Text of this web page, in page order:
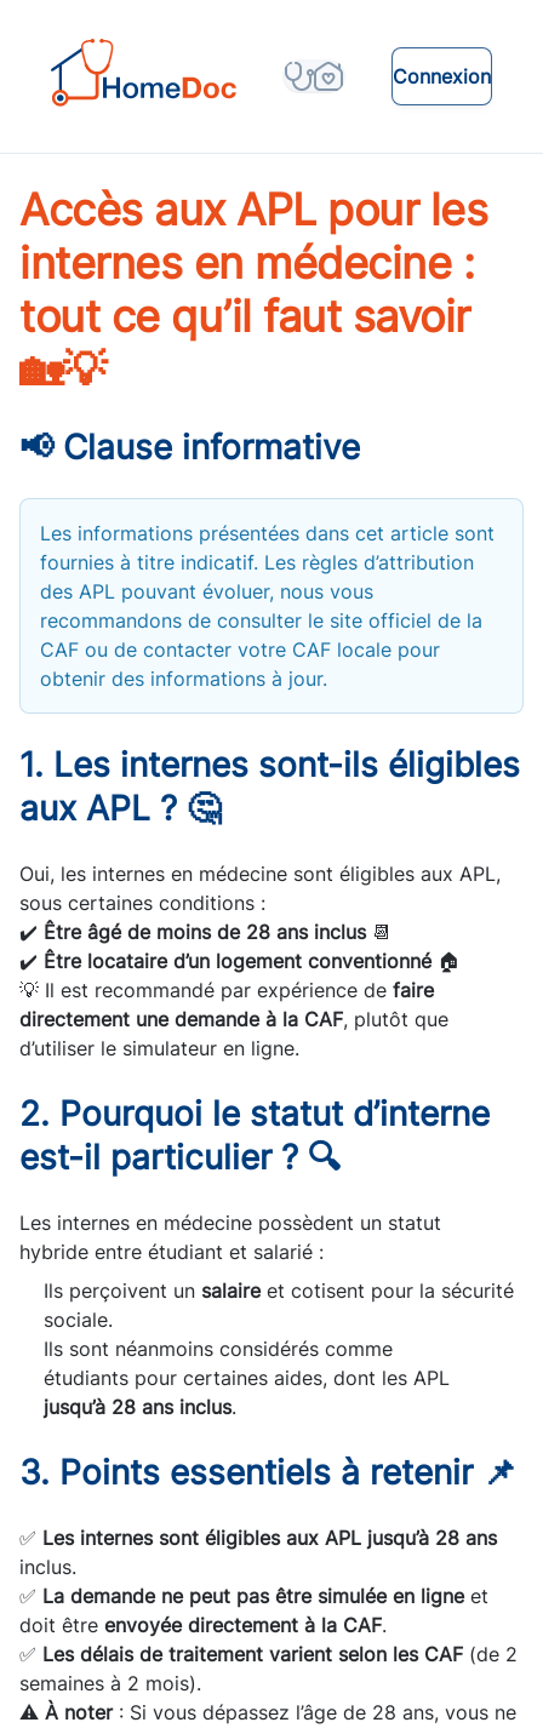
Connexion
Accès aux APL pour les
internes en médecine :
tout ce qu’il faut savoir
🏡💡
📢 Clause informative
Les informations présentées dans cet article sont
fournies à titre indicatif. Les règles d’attribution
des APL pouvant évoluer, nous vous
recommandons de consulter le site officiel de la
CAF ou de contacter votre CAF locale pour
obtenir des informations à jour.
1. Les internes sont-ils éligibles
aux APL ? 🤔
Oui, les internes en médecine sont éligibles aux APL,
sous certaines conditions :
✔️ Être âgé de moins de 28 ans inclus📆
✔️ Être locataire d’un logement conventionné 🏠
💡 Il est recommandé par expérience de faire
directement une demande à la CAF, plutôt que
d’utiliser le simulateur en ligne.
2. Pourquoi le statut d’interne
est-il particulier ? 🔍
Les internes en médecine possèdent un statut
hybride entre étudiant et salarié :
Ils perçoivent un salaireet cotisent pour la sécurité
sociale.
Ils sont néanmoins considérés comme
étudiants pour certaines aides, dont les APL
jusqu’à 28 ans inclus.
3. Points essentiels à retenir 📌
✅ Les internes sont éligibles aux APL jusqu’à 28 ans
inclus.
✅ La demande ne peut pas être simulée en ligneet
doit être envoyée directement à la CAF.
✅ Les délais de traitement varient selon les CAF (de 2
semaines à 2 mois).
⚠️ À noter: Si vous dépassez l’âge de 28 ans, vous ne